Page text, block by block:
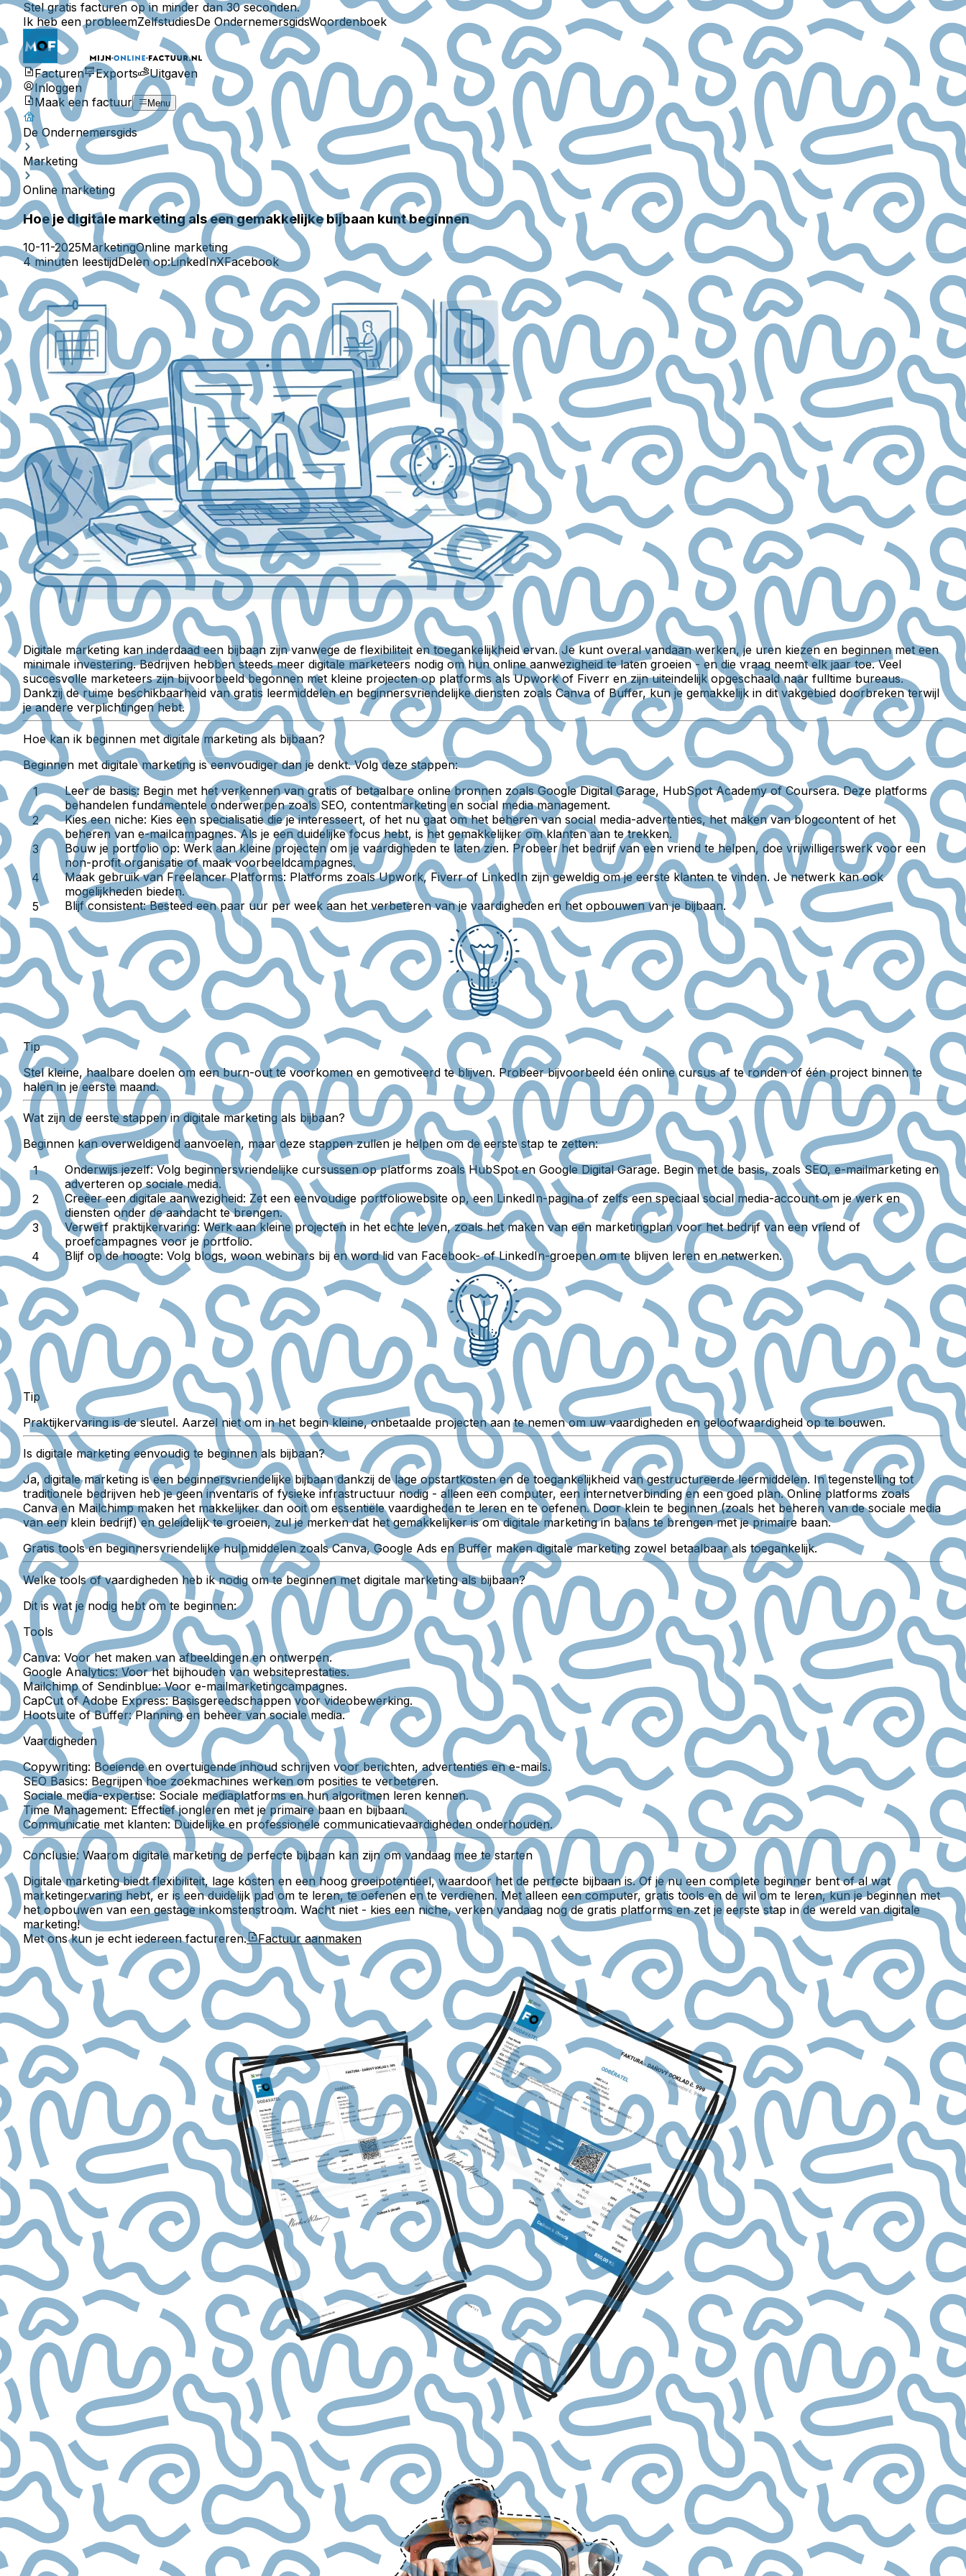
Stel gratis facturen op in minder dan 30 seconden.
Ik heb een probleemZelfstudiesDe OndernemersgidsWoordenboek
Facturen Exports
Uitgaven
Inloggen
Maak een factuur
Menu
De Ondernemersgids
Marketing
Online marketing
Hoe je digitale marketing als een gemakkelijke bijbaan kunt beginnen
10-11-2025MarketingOnline marketing
4 minuten leestijdDelen op:LinkedInXFacebook
Digitale marketing kan inderdaad een bijbaan zijn vanwege de flexibiliteit en toegankelijkheid ervan. Je kunt overal vandaan werken, je uren kiezen en beginnen met een
minimale investering. Bedrijven hebben steeds meer digitale marketeers nodig om hun online aanwezigheid te laten groeien - en die vraag neemt elk jaar toe. Veel
succesvolle marketeers zijn bijvoorbeeld begonnen met kleine projecten op platforms als Upwork of Fiverr en zijn uiteindelijk opgeschaald naar fulltime bureaus.
Dankzij de ruime beschikbaarheid van gratis leermiddelen en beginnersvriendelijke diensten zoals Canva of Buffer, kun je gemakkelijk in dit vakgebied doorbreken terwijl
je andere verplichtingen hebt.
Hoe kan ik beginnen met digitale marketing als bijbaan?
Beginnen met digitale marketing is eenvoudiger dan je denkt. Volg deze stappen:
Leer de basis:Begin met het verkennen van gratis of betaalbare online bronnen zoals Google Digital Garage, HubSpot Academy of Coursera. Deze platforms
behandelen fundamentele onderwerpen zoals SEO, contentmarketing en social media management.
Kies een niche: Kies een specialisatie die je interesseert, of het nu gaat om het beheren van social media-advertenties, het maken van blogcontent of het
beheren van e-mailcampagnes. Als je een duidelijke focus hebt, is het gemakkelijker om klanten aan te trekken.
Bouw je portfolio op: Werk aan kleine projecten om je vaardigheden te laten zien. Probeer het bedrijf van een vriend te helpen, doe vrijwilligerswerk voor een
non-profit organisatie of maak voorbeeldcampagnes.
Maak gebruik van Freelancer Platforms: Platforms zoals Upwork, Fiverr of LinkedIn zijn geweldig om je eerste klanten te vinden. Je netwerk kan ook
mogelijkheden bieden.
Blijf consistent:Besteed een paar uur per week aan het verbeteren van je vaardigheden en het opbouwen van je bijbaan.
Tip
Stel kleine, haalbare doelen om een burn-out te voorkomen en gemotiveerd te blijven. Probeer bijvoorbeeld één online cursus af te ronden of één project binnen te
halen in je eerste maand.
Wat zijn de eerste stappen in digitale marketing als bijbaan?
Beginnen kan overweldigend aanvoelen, maar deze stappen zullen je helpen om de eerste stap te zetten:
Onderwijs jezelf:Volg beginnersvriendelijke cursussen op platforms zoals HubSpot en Google Digital Garage. Begin met de basis, zoals SEO, e-mailmarketing en
adverteren op sociale media.
Creëer een digitale aanwezigheid: Zet een eenvoudige portfoliowebsite op, een LinkedIn-pagina of zelfs een speciaal social media-account om je werk en
diensten onder de aandacht te brengen.
Verwerf praktijkervaring: Werk aan kleine projecten in het echte leven, zoals het maken van een marketingplan voor het bedrijf van een vriend of
proefcampagnes voor je portfolio.
Blijf op de hoogte: Volg blogs, woon webinars bij en word lid van Facebook- of LinkedIn-groepen om te blijven leren en netwerken.
Tip
Praktijkervaring is de sleutel. Aarzel niet om in het begin kleine, onbetaalde projecten aan te nemen om uw vaardigheden en geloofwaardigheid op te bouwen.
Is digitale marketing eenvoudig te beginnen als bijbaan?
Ja, digitale marketing is een beginnersvriendelijke bijbaan dankzij de lage opstartkosten en de toegankelijkheid van gestructureerde leermiddelen. In tegenstelling tot
traditionele bedrijven heb je geen inventaris of fysieke infrastructuur nodig - alleen een computer, een internetverbinding en een goed plan. Online platforms zoals
Canva en Mailchimp maken het makkelijker dan ooit om essentiële vaardigheden te leren en te oefenen. Door klein te beginnen (zoals het beheren van de sociale media
van een klein bedrijf) en geleidelijk te groeien, zul je merken dat het gemakkelijker is om digitale marketing in balans te brengen met je primaire baan.
Gratis tools en beginnersvriendelijke hulpmiddelen zoals Canva, Google Ads en Buffer maken digitale marketing zowel betaalbaar als toegankelijk.
Welke tools of vaardigheden heb ik nodig om te beginnen met digitale marketing als bijbaan?
Dit is wat je nodig hebt om te beginnen:
Tools
Canva: Voor het maken van afbeeldingen en ontwerpen.
Google Analytics:Voor het bijhouden van websiteprestaties.
Mailchimp of Sendinblue:Voor e-mailmarketingcampagnes.
CapCut of Adobe Express:Basisgereedschappen voor videobewerking.
Hootsuite of Buffer:Planning en beheer van sociale media.
Vaardigheden
Copywriting: Boeiende en overtuigende inhoud schrijven voor berichten, advertenties en e-mails.
SEO Basics: Begrijpen hoe zoekmachines werken om posities te verbeteren.
Sociale media-expertise: Sociale mediaplatforms en hun algoritmen leren kennen.
Time Management:Effectief jongleren met je primaire baan en bijbaan.
Communicatie met klanten:Duidelijke en professionele communicatievaardigheden onderhouden.
Conclusie: Waarom digitale marketing de perfecte bijbaan kan zijn om vandaag mee te starten
Digitale marketing biedt flexibiliteit, lage kosten en een hoog groeipotentieel, waardoor het de perfecte bijbaan is. Of je nu een complete beginner bent of al wat
marketingervaring hebt, er is een duidelijk pad om te leren, te oefenen en te verdienen. Met alleen een computer, gratis tools en de wil om te leren, kun je beginnen met
het opbouwen van een gestage inkomstenstroom. Wacht niet - kies een niche, verken vandaag nog de gratis platforms en zet je eerste stap in de wereld van digitale
marketing!
Met ons kun je echt iedereen factureren.
Factuur aanmaken